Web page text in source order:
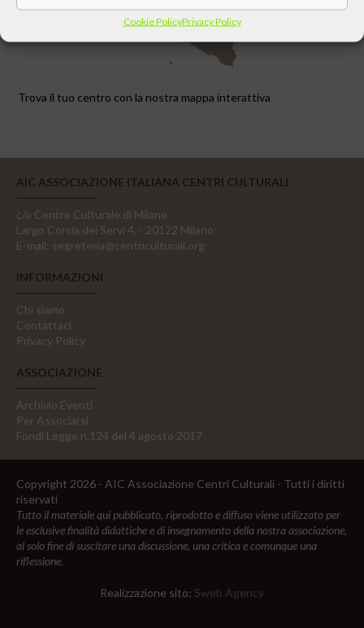
Cookie PolicyPrivacy Policy
Trova il tuo centro con la nostra mappa interattiva
AIC ASSOCIAZIONE ITALIANA CENTRI CULTURALI
c/o Centro Culturale di Milano
Largo Corsia dei Servi 4, - 20122 Milano
E-mail: segreteria@centriculturali.org
INFORMAZIONI
Chi siamo
Contattaci
Privacy Policy
ASSOCIAZIONE
Archivio Eventi
Per Associarsi
Fondi Legge n.124 del 4 agosto 2017
Copyright 2026 - AIC Associazione Centri Culturali - Tutti i diritti
riservati
Tutto il materiale qui pubblicato, riprodotto e diffuso viene utilizzato per
le esclusive finalità didattiche e di insegnamento della nostra associazione,
al solo fine di suscitare una discussione, una critica e comunque una
riflessione.
Realizzazione sito: Sweb Agency